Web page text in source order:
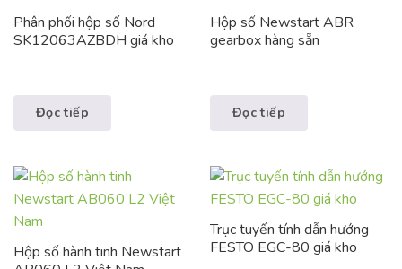
Phân phối hộp số Nord
SK12063AZBDH giá kho
Đọc tiếp
Hộp số Newstart ABR
gearbox hàng sẵn
Đọc tiếp
Hộp số hành tinh Newstart
Trục tuyến tính dẫn hướng
FESTO EGC-80 giá kho